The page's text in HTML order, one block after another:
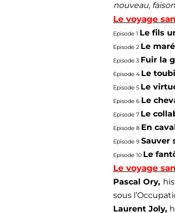
nouveau,
Le voyage
Episode 1 Le fils
Episode 2 Le
Episode 3 Fuir la
Episode 4 Le
Episode 5 Le
Episode 6 Le
Episode 7 Le
Episode 8 En
Episode 9 Sauver
Episode 10 Le
Le voyage
Pascal Ory,
sous
Laurent Joly,